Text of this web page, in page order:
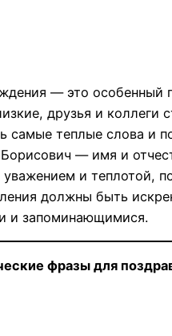
— это особенный
друзья и коллеги
самые теплые слова и
— имя и
уважением и теплотой,
должны быть
и запоминающимися.
фразы для